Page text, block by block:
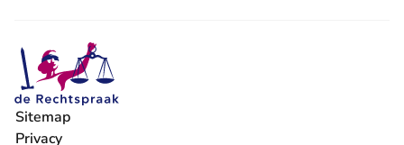
Sitemap
Privacy